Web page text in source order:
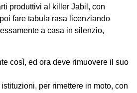
produttivi al killer Jabil, con
fare tabula rasa licenziando
a casa in silenzio,
così, ed ora deve rimuovere il suo
per rimettere in moto, con